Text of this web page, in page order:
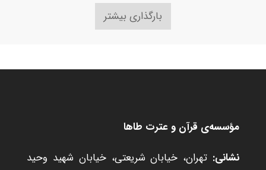
بارگذاری بیشتر
مؤسسه‌ی قرآن و عترت طاها
نشانی: تهران، خیابان شریعتی، خیابان شهید وحید